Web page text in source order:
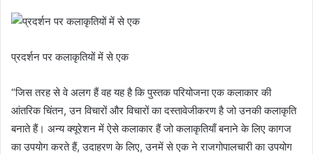
प्रदर्शन पर कलाकृतियों में से एक
“जिस तरह से वे अलग हैं वह यह है कि पुस्तक परियोजना एक कलाकार की
आंतरिक चिंतन, उन विचारों और विचारों का दस्तावेजीकरण है जो उनकी कलाकृति
बनाते हैं। अन्य क्यूरेशन में ऐसे कलाकार हैं जो कलाकृतियाँ बनाने के लिए कागज
का उपयोग करते हैं, उदाहरण के लिए, उनमें से एक ने राजगोपालचारी का उपयोग